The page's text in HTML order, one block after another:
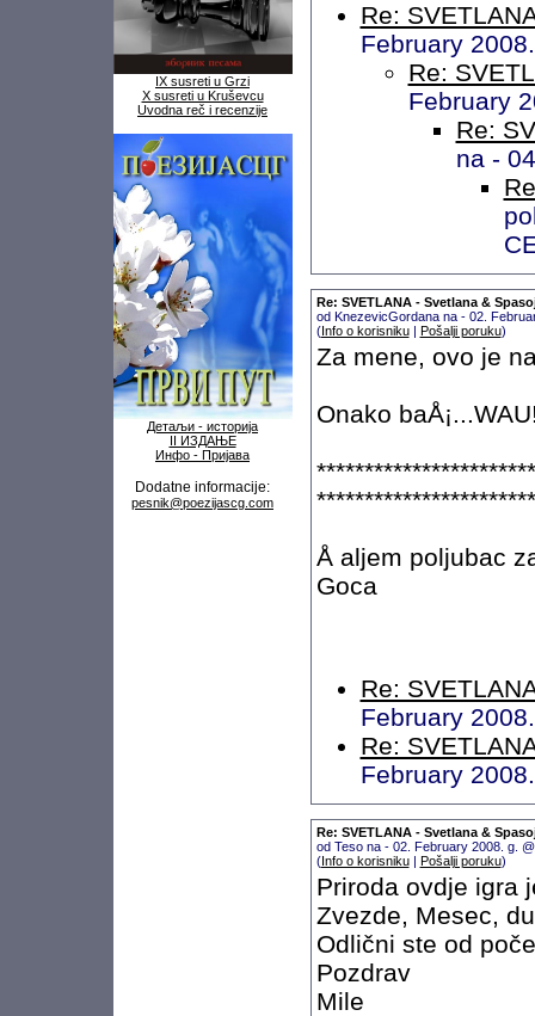
IX susreti u Grzi
X susreti u Kruševcu
Uvodna reč i recenzije
Детаљи - историја
II ИЗДАЊЕ
Инфо - Пријава
Dodatne informacije:
pesnik@poezijascg.com
Re:
February
Re:
February
Re:
na -
Re: SVETLANA - Svetlana &
od KnezevicGordana na - 02.
(Info o korisniku| Pošalji poruku)
Za mene, ovo je
Onako
Å aljem poljubac
Goca
Re:
February
Re:
February
Re: SVETLANA - Svetlana &
od Teso na - 02. February 2008. g.
(Info o korisniku| Pošalji poruku)
Priroda ovdje igra
Zvezde, Mesec,
Odlični ste od
Pozdrav
Mile